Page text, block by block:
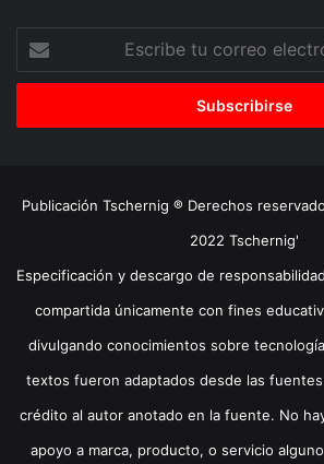
correo
Publicación Tschernig ® Derechos
2022 Tschernig'
Especificación y descargo de
compartida únicamente con fines
divulgando conocimientos sobre
textos fueron adaptados desde las
crédito al autor anotado en la fuente. No
apoyo a marca, producto, o servicio